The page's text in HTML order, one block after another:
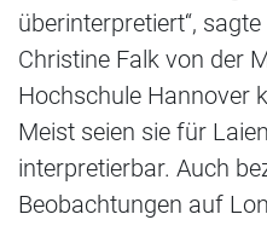
überinterpretiert“,
Christine Falk von der
Hochschule Hannover
Meist seien sie für
interpretierbar. Auch
Beobachtungen auf